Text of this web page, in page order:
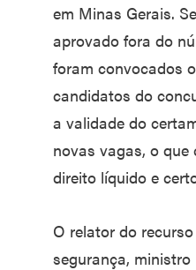
em Minas Gerais.
aprovado fora do
foram convocados
candidatos do
a validade do
novas vagas, o
direito líquido e
O relator do
segurança,